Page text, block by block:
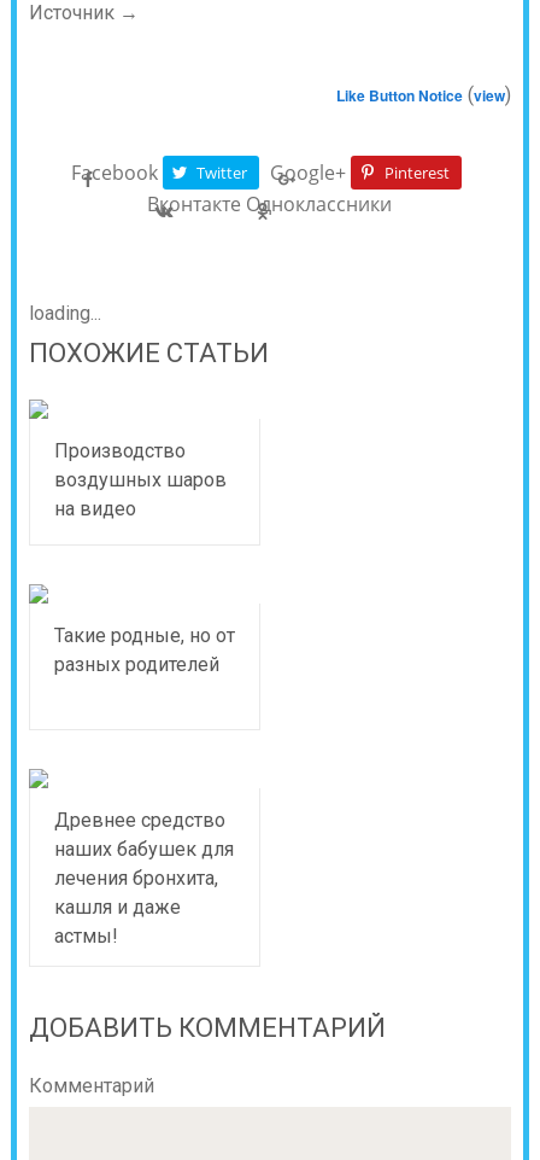
Источник →
Like Button Notice (view)
Facebook Twitter Google+ Pinterest
Вконтакте Одноклассники
loading...
ПОХОЖИЕ СТАТЬИ
Производство
воздушных шаров
на видео
Такие родные, но от
разных родителей
Древнее средство
наших бабушек для
лечения бронхита,
кашля и даже
астмы!
ДОБАВИТЬ КОММЕНТАРИЙ
Комментарий